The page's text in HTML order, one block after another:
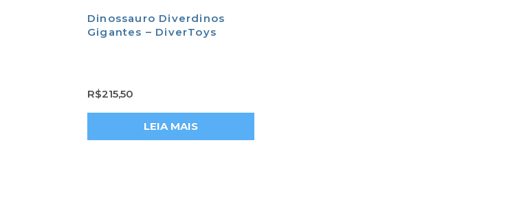
Dinossauro Diverdinos
Gigantes – DiverToys
R$215,50
LEIA MAIS